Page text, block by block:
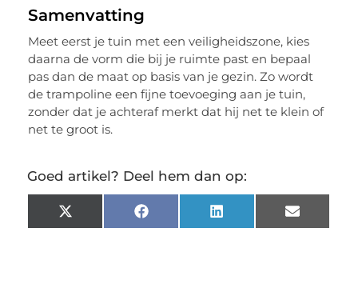
Samenvatting
Meet eerst je tuin met een veiligheidszone, kies
daarna de vorm die bij je ruimte past en bepaal
pas dan de maat op basis van je gezin. Zo wordt
de trampoline een fijne toevoeging aan je tuin,
zonder dat je achteraf merkt dat hij net te klein of
net te groot is.
Goed artikel? Deel hem dan op:
X
(Twitter)
Facebook LinkedIn Email